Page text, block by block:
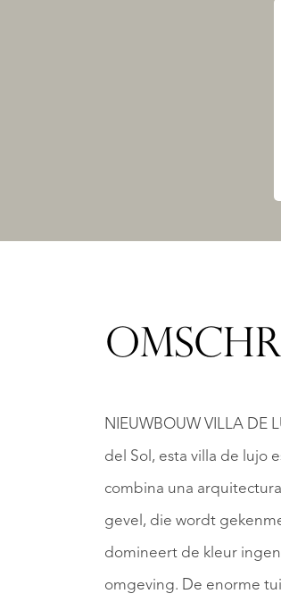
NIEUWBOUW VILLA DE
del Sol, esta villa de lujo
combina una
gevel, die wordt
domineert de kleur
omgeving. De enorme